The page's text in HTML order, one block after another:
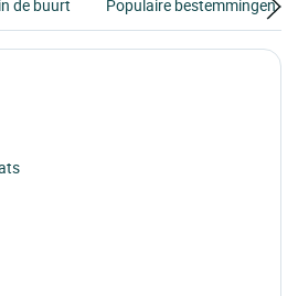
de buurt Populaire bestemmingen